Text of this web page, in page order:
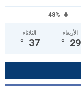
48%
الثلاثاء
37
°
الأربعاء
29
°